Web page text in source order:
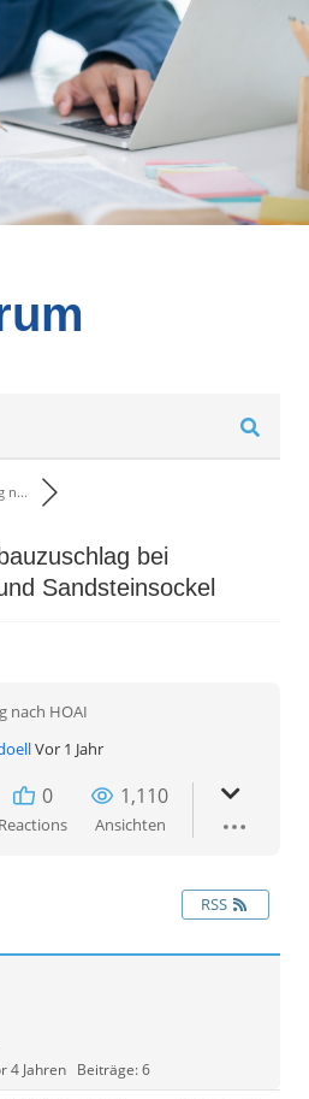
n...
bei
Sandsteinsockel
nach HOAI
Vor 1 Jahr
0
Reactions
1,110
Ansichten
RSS
4 Jahren Beiträge: 6